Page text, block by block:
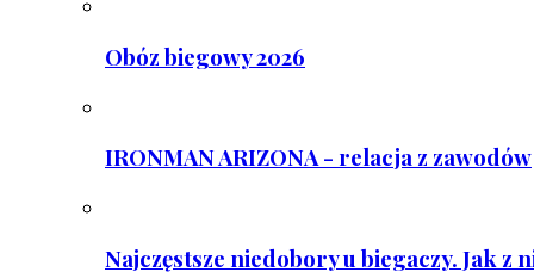
Obóz biegowy 2026
IRONMAN ARIZONA - relacja z zawodów
Najczęstsze niedobory u biegaczy. Jak z